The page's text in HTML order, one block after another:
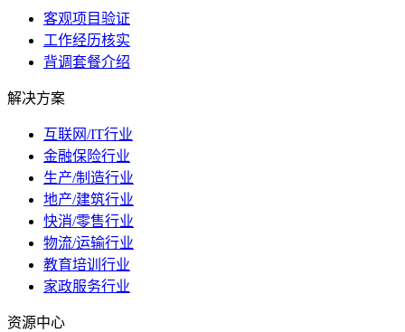
客观项目验证
工作经历核实
背调套餐介绍
解决方案
互联网/IT行业
金融保险行业
生产/制造行业
地产/建筑行业
快消/零售行业
物流/运输行业
教育培训行业
家政服务行业
资源中心